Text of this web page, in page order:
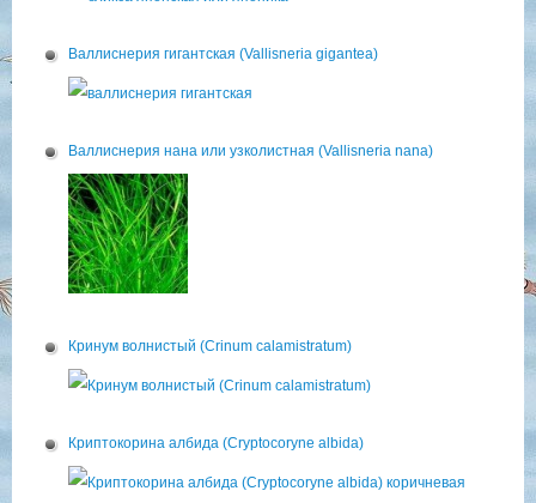
Валлиснерия гигантская (Vallisneria gigantea)
Валлиснерия нана или узколистная (Vallisneria nana)
Кринум волнистый (Crinum calamistratum)
Криптокорина албида (Cryptocoryne albida)